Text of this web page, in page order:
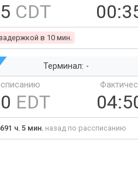
CDT
в 10 мин.
Терминал: -
EDT
ч. 5 мин. назад по рассписанию